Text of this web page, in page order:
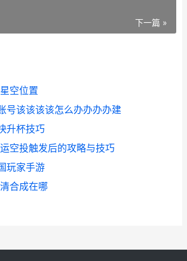
下一篇 »
空位置
号该该该该怎么办办办办建
升杯技巧
空投触发后的攻略与技巧
玩家手游
合成在哪